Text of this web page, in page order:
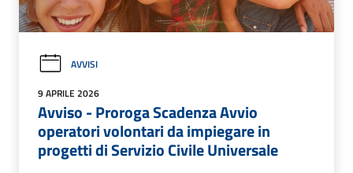
AVVISI
9 APRILE 2026
Avviso - Proroga Scadenza Avvio
operatori volontari da impiegare in
progetti di Servizio Civile Universale